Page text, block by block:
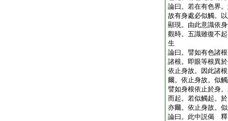
論曰。若在有色界
故有身處必似觸。
顯現。由此意識依
觀時。五識雖復不
生
論曰。譬如有色諸
諸根。即眼等根異
依止身故。因此諸
爾。依止身故。似
譬如身根依止於身
而起。若似觸起。
亦爾。依止身故。
論曰。此中説偈 釋